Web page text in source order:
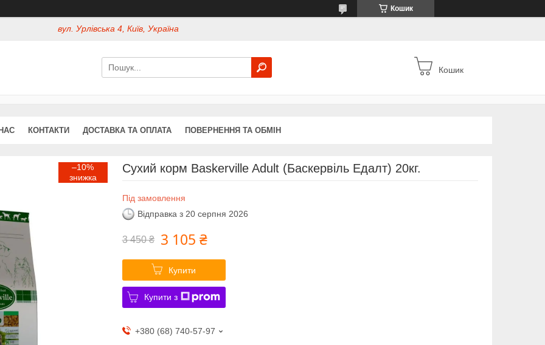
Кошик
вул. Урлівська 4, Київ, Україна
Кошик
КОНТАКТИ ДОСТАВКА ТА ОПЛАТА ПОВЕРНЕННЯ ТА ОБМІН
–10% Сухий корм Baskerville Adult (Баскервіль Едалт) 20кг.
Під замовлення
Відправка з 20 серпня 2026
3 450 ₴ 3 105 ₴
Купити
Купити з
+380 (68) 740-57-97